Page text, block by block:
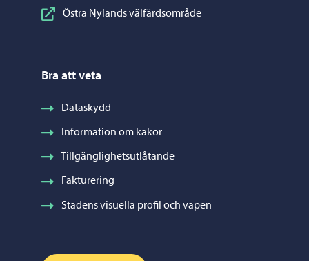
Östra Nylands välfärdsområde
Bra att veta
Dataskydd
Information om kakor
Tillgänglighetsutlåtande
Fakturering
Stadens visuella profil och vapen